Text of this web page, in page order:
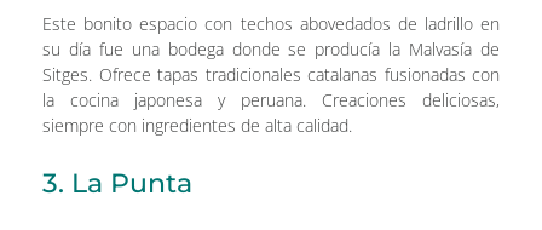
Este bonito espacio con techos abovedados de ladrillo en
su día fue una bodega donde se producía la Malvasía de
Sitges. Ofrece tapas tradicionales catalanas fusionadas con
la cocina japonesa y peruana. Creaciones deliciosas,
siempre con ingredientes de alta calidad.
3. La Punta